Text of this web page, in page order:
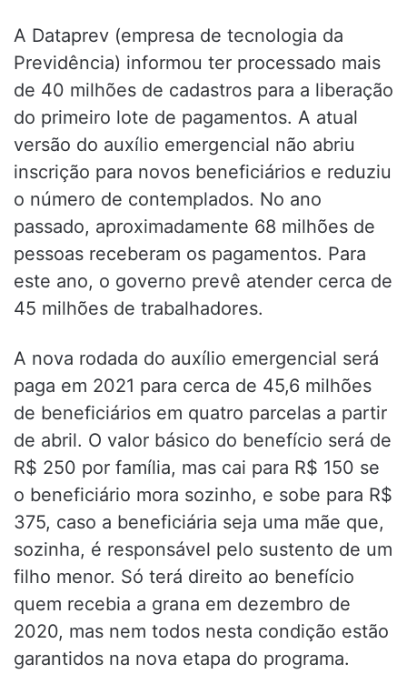
A Dataprev (empresa de tecnologia da
Previdência) informou ter processado mais
de 40 milhões de cadastros para a liberação
do primeiro lote de pagamentos. A atual
versão do auxílio emergencial não abriu
inscrição para novos beneficiários e reduziu
o número de contemplados. No ano
passado, aproximadamente 68 milhões de
pessoas receberam os pagamentos. Para
este ano, o governo prevê atender cerca de
45 milhões de trabalhadores.
A nova rodada do auxílio emergencial será
paga em 2021 para cerca de 45,6 milhões
de beneficiários em quatro parcelas a partir
de abril. O valor básico do benefício será de
R$ 250 por família, mas cai para R$ 150 se
o beneficiário mora sozinho, e sobe para R$
375, caso a beneficiária seja uma mãe que,
sozinha, é responsável pelo sustento de um
filho menor. Só terá direito ao benefício
quem recebia a grana em dezembro de
2020, mas nem todos nesta condição estão
garantidos na nova etapa do programa.